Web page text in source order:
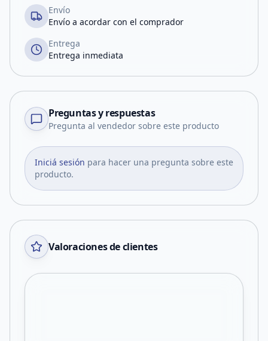
Envío
Envío a acordar con el comprador
Entrega
Entrega inmediata
Preguntas y respuestas
Pregunta al vendedor sobre este producto
Iniciá sesión para hacer una pregunta sobre este
producto.
Valoraciones de clientes